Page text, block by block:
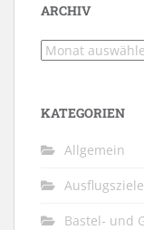
ARCHIV
Archiv
KATEGORIEN
Allgemein
Bastel- und